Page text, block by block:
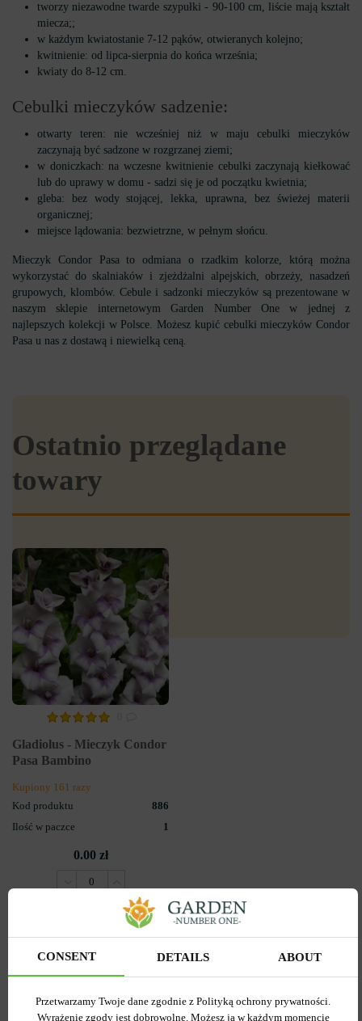
tworzy niezawodne twarde szypułki - 90-100 cm, liście mają kształt
miecza;;
w każdym kwiatostanie 7-12 pąków, otwieranych kolejno;
kwitnienie: od lipca-sierpnia do końca września;
kwiaty do 8-12 cm.
Cebulki mieczyków sadzenie:
otwarty teren: nie wcześniej niż w maju cebulki mieczyków
zaczynają być sadzone w rozgrzanej ziemi;
w doniczkach: na wczesne kwitnienie cebulki zaczynają kiełkować
lub do uprawy w domu - sadzi się je od początku kwietnia;
gleba: bez wody stojącej, lekka, uprawna, bez świeżej materii
organicznej;
miejsce lądowania: bezwietrzne, w pełnym słońcu.
Mieczyk Condor Pasa to odmiana o rzadkim kolorze, którą można
wykorzystać do skalniaków i zjeżdżalni alpejskich, obrzeży, nasadzeń
grupowych, klombów. Cebule i sadzonki mieczyków są prezentowane w
naszym sklepie internetowym Garden Number One w jednej z
najlepszych kolekcji w Polsce. Możesz kupić cebulki mieczyków Condor
Pasa u nas z dostawą i niewielką ceną.
Ostatnio przeglądane
towary
Gladiolus - Mieczyk Condor
Pasa Bambino
Kupiony 161 razy
Kod produktu
886
Ilość w paczce
1
0.00 zł
POWIADOM O
CONSENT DETAILS ABOUT
Przetwarzamy Twoje dane zgodnie z Polityką ochrony prywatności.
Wyrażenie zgody jest dobrowolne. Możesz ją w każdym momencie